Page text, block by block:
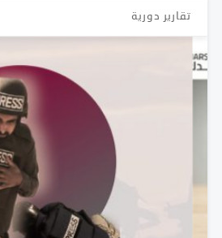
تقارير دورية